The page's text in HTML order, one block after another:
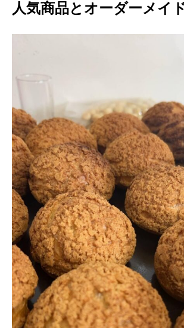
人気商品とオーダーメイ